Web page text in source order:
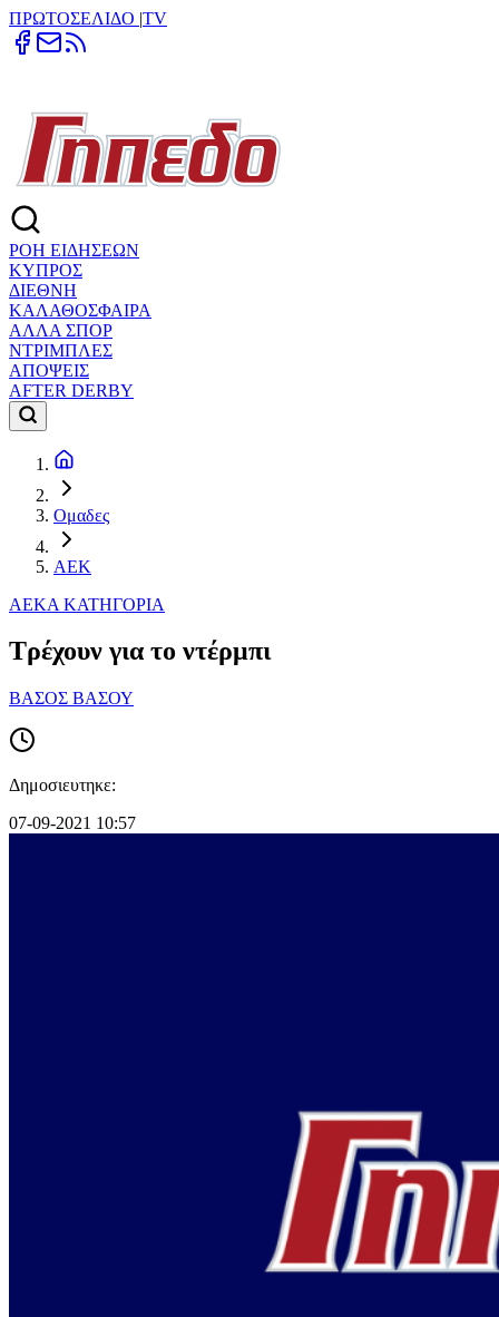
ΠΡΩΤΟΣΕΛΙΔΟ |TV
ΡΟΗ ΕΙΔΗΣΕΩΝ
ΚΥΠΡΟΣ
ΔΙΕΘΝΗ
ΚΑΛΑΘΟΣΦΑΙΡΑ
ΑΛΛΑ ΣΠΟΡ
ΝΤΡΙΜΠΛΕΣ
ΑΠΟΨΕΙΣ
AFTER DERBY
Ομαδες
ΑΕΚ
ΑΕΚΑ ΚΑΤΗΓΟΡΙΑ
Τρέχουν για το ντέρμπι
ΒΑΣΟΣ ΒΑΣΟΥ
Δημοσιευτηκε:
07-09-2021 10:57